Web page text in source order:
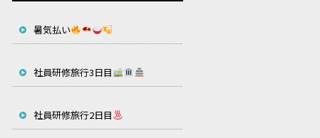
暑気払い
社員研修旅行3日目
社員研修旅行2日目